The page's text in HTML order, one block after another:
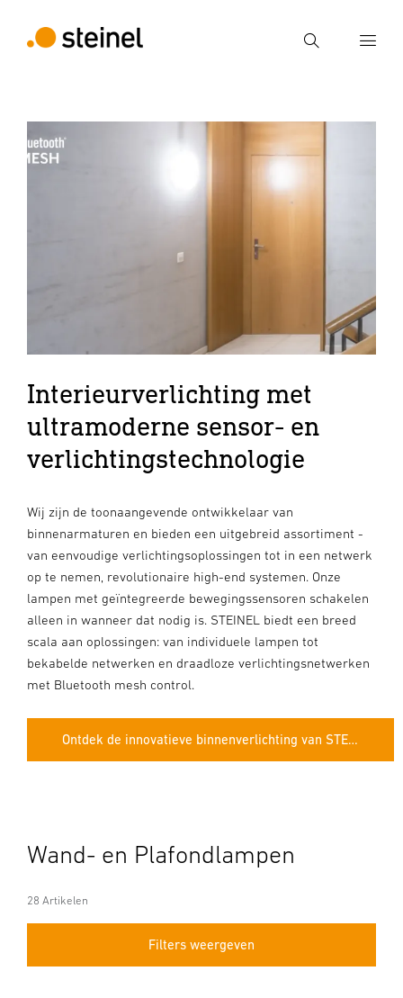
Zoek
Voer een zoekterm in
Interieurverlichting met
ultramoderne sensor- en
verlichtingstechnologie
Wij zijn de toonaangevende ontwikkelaar van
binnenarmaturen en bieden een uitgebreid assortiment -
van eenvoudige verlichtingsoplossingen tot in een netwerk
op te nemen, revolutionaire high-end systemen. Onze
lampen met geïntegreerde bewegingssensoren schakelen
alleen in wanneer dat nodig is. STEINEL biedt een breed
scala aan oplossingen: van individuele lampen tot
bekabelde netwerken en draadloze verlichtingsnetwerken
met Bluetooth mesh control.
Ontdek de innovatieve binnenverlichting van STEINEL.
Wand- en Plafondlampen
28 Artikelen
Filters weergeven